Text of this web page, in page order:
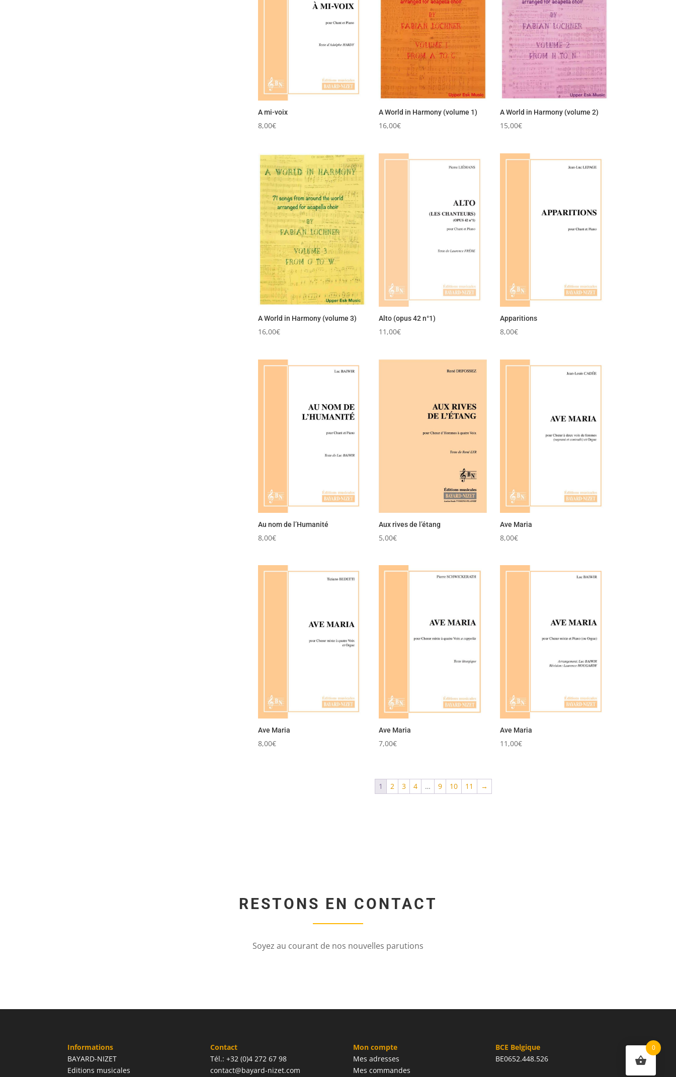
A mi-voix
8,00€
A World in Harmony (volume 1)
16,00€
A World in Harmony (volume 2)
15,00€
A World in Harmony (volume 3)
16,00€
Alto (opus 42 n°1)
11,00€
Apparitions
8,00€
Au nom de l’Humanité
8,00€
Aux rives de l’étang
5,00€
Ave Maria
8,00€
Ave Maria
8,00€
Ave Maria
7,00€
Ave Maria
11,00€
1 2 3 4 … 9 10 11 →
RESTONS EN CONTACT
Soyez au courant de nos nouvelles parutions
Informations
BAYARD-NIZET
Editions musicales
Contact
Tél.: +32 (0)4 272 67 98
contact@bayard-nizet.com
Mon compte
Mes adresses
Mes commandes
BCE Belgique
BE0652.448.526
0